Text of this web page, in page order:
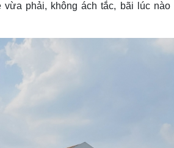
phải, không ách tắc, bãi lúc nào